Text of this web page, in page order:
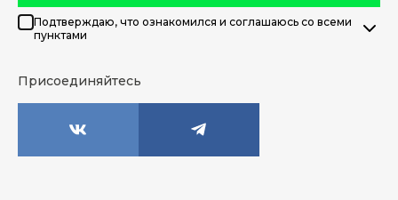
Подтверждаю, что ознакомился и соглашаюсь со всеми
пунктами
Присоединяйтесь